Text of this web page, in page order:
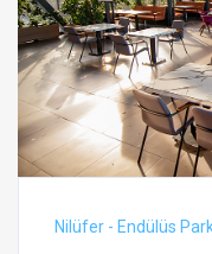
Nilüfer - Endülüs